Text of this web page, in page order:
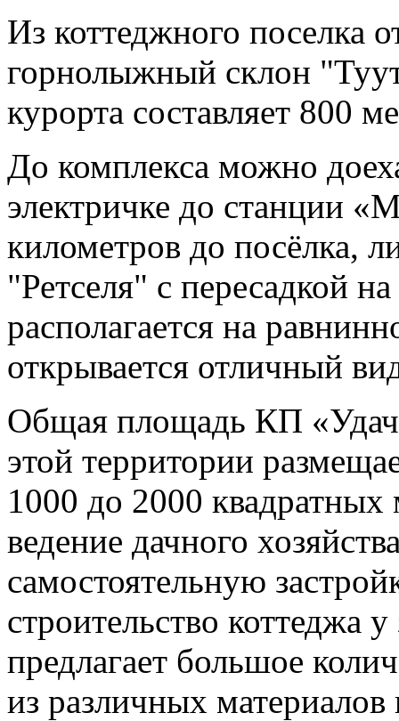
Из коттеджного поселка
горнолыжный склон
курорта составляет 800
До комплекса можно
электричке до станции
километров до посёлка,
"Ретселя" с пересадкой
располагается на
открывается отличный
Общая площадь КП
этой территории
1000 до 2000
ведение дачного
самостоятельную
строительство коттеджа
предлагает большое
из различных